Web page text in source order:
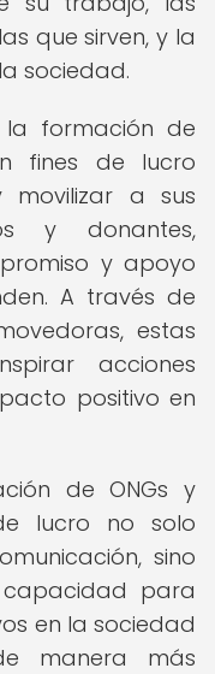
que sirven, y la
sociedad.
la formación de
fines de lucro
movilizar a sus
y donantes,
y apoyo
A través de
estas
acciones
positivo en
de ONGs y
lucro no solo
sino
para
en la sociedad
manera más